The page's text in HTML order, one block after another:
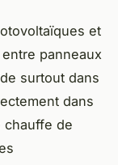
et
panneaux
surtout dans
dans
chauffe de